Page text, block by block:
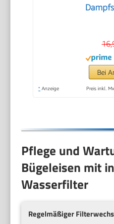
220
Drip
Weiß/
Bei
* Anzeige Preis inkl.
Pflege und
Bügeleisen mit
Wasserfilter
Regelmäßiger